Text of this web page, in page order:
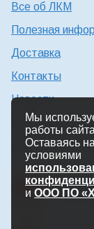
Все об ЛКМ
Полезная
Доставка
Контакты
Новости
Консультация
Работа в
Мы
работы
Оставаясь
условиями
и ООО ПО